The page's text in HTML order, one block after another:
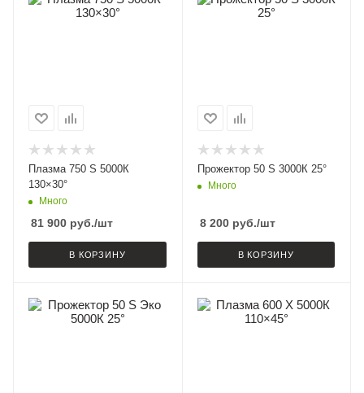
Плазма 750 S 5000К
130×30°
Много
81 900 руб./шт
В КОРЗИНУ
Прожектор 50 S 3000К 25°
Много
8 200руб./шт
В КОРЗИНУ